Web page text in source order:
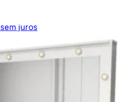
sem juros